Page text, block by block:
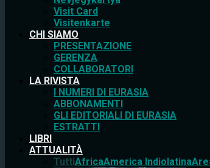
Visit Card
Visitenkarte
CHI SIAMO
PRESENTAZIONE
GERENZA
COLLABORATORI
LA RIVISTA
I NUMERI DI EURASIA
ABBONAMENTI
GLI EDITORIALI DI EURASIA
ESTRATTI
LIBRI
ATTUALITÀ
TuttiAfricaAmerica Indiolatina